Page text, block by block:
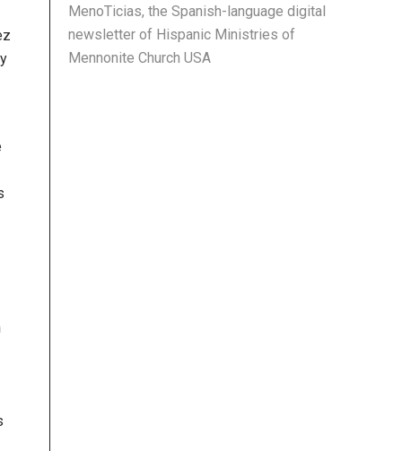
MenoTicias, the Spanish-language digital
newsletter of Hispanic Ministries of
Mennonite Church USA